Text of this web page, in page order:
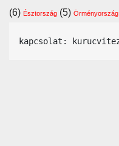
(6) Észtország (5) Örményország
kapcsolat: